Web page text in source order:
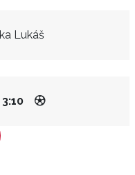
Lukáš
3:10